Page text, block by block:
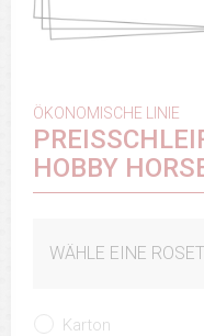
ÖKONOMISCHE LINIE
HOBBY
WÄHLE EINE
Karton